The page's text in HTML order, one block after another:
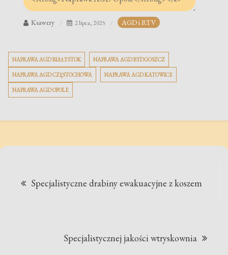
Ksawery 2 lipca, 2025 AGD i RTV
NAPRAWA AGD BIAŁYSTOK NAPRAWA AGD BYDGOSZCZ
NAPRAWA AGD CZĘSTOCHOWA NAPRAWA AGD KATOWICE
NAPRAWA AGD OPOLE
wpisu
Specjalistyczne drabiny ewakuacyjne z koszem
Specjalistycznej jakości wtryskownia